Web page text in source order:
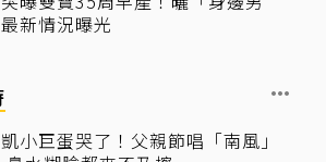
新情況曝光
小巨蛋哭了！父親節唱「南風」